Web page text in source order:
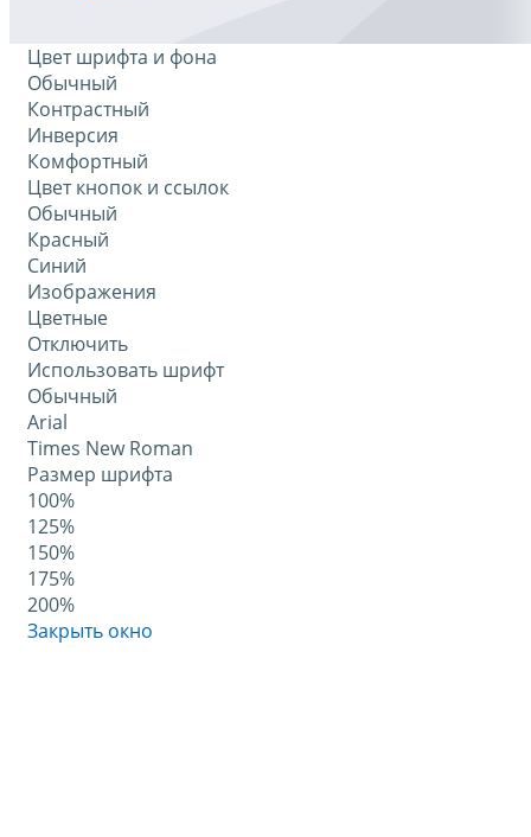
Цвет шрифта и фона
Обычный
Контрастный
Инверсия
Комфортный
Цвет кнопок и ссылок
Обычный
Красный
Синий
Изображения
Цветные
Отключить
Использовать шрифт
Обычный
Arial
Times New Roman
Размер шрифта
100%
125%
150%
175%
200%
Закрыть окно